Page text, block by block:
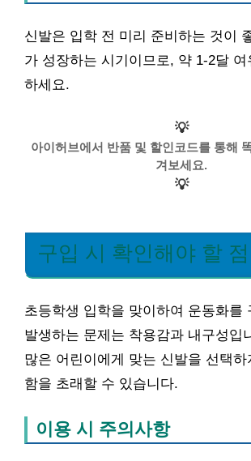
신발은 입학 전 미리 준비하는 것이
가 성장하는 시기이므로, 약 1-2달 여
하세요.
💡
아이허브에서 반품 및 할인코드를 통해
겨보세요.
💡
구입 시 확인해야 할 점
초등학생 입학을 맞이하여 운동화를
발생하는 문제는 착용감과 내구성입
많은 어린이에게 맞는 신발을 선택하
함을 초래할 수 있습니다.
이용 시 주의사항